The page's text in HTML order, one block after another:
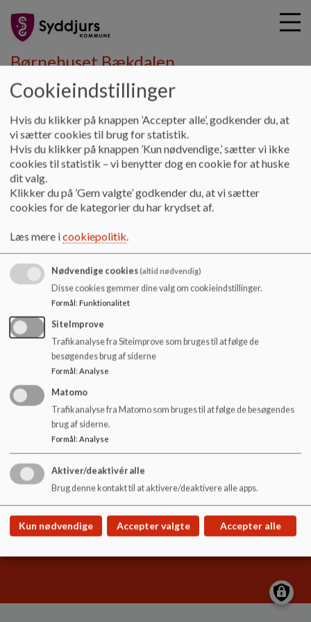
i
Børnehuset Bækdalen
Kontakt Ledelsen
Ledelsen
Dagtilbudsleder, Hornslet Vest:
24 75 99 61
tekn@syddjurs.dk
Pædagogfaglig leder, Hornslet Vest:
Conny Rask
20 10 12 78
cor@syddjurs.dk
Børnehuset Bækdalen
Tendrup Hovvej 7a, 8543 Hornslet
cor@syddjurs.dk
20 10 12 78
Sitemap
Cookieindstillinger
Hvis du klikker på knappen ’Accepter alle’, godkender du, at
vi sætter cookies til brug for statistik.
Hvis du klikker på knappen ’Kun nødvendige,’ sætter vi ikke
cookies til statistik – vi benytter dog en cookie for at huske
dit valg.
Klikker du på ’Gem valgte’ godkender du, at vi sætter
cookies for de kategorier du har krydset af.
Læs mere icookiepolitik.
Nødvendige cookies(altid nødvendig)
Disse cookies gemmer dine valg om cookieindstillinger.
Formål: Funktionalitet
SiteImprove
Trafikanalyse fra Siteimprove som bruges til at følge de
besøgendes brug af siderne
Formål: Analyse
Matomo
Trafikanalyse fra Matomo som bruges til at følge de besøgendes
brug af siderne.
Formål: Analyse
Aktiver/deaktivér alle
Brug denne kontakt til at aktivere/deaktivere alle apps.
Kun nødvendige Accepter valgte Accepter alle